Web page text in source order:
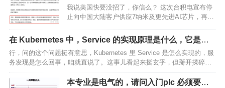
有 7nm 及以下芯片出货将停止。如何看待
这一行为？
我说美国快要没招了，你信么？ 这次台积电宣布停
止向中国大陆客户供应7纳米及更先进AI芯片，再加
为，台积电在高端芯片领域，已经彻底把大陆给拉
黑了，这也意味着中美芯片战已经到了最关键的时
刻，一旦我们克…
在 Kubernetes 中，Service 的实现原理是什么，它是如
何实现服务发现的？
行，问的这个问题挺有意思，Kubernetes 里 Service 是怎么实现的，服
务发现是怎么回事，咱就直说了。这事儿看起来挺玄乎，但掰开揉碎了
讲，也就那么回事。你得把这事儿想得简单点，别一上来就被啥术语吓
住了——其实全是些搬砖的套路。…本专业是电气的，请问入门plc 必须要从